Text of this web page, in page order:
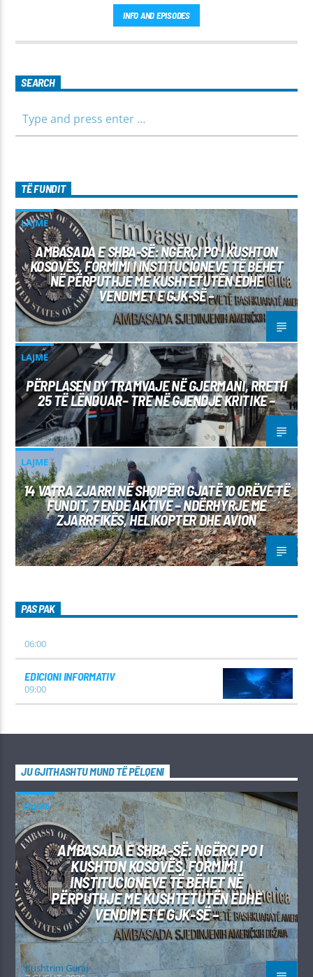
INFO AND EPISODES
SEARCH
TË FUNDIT
LAJME
AMBASADA E SHBA-SË: NGËRÇI PO I KUSHTON
KOSOVËS, FORMIMI I INSTITUCIONEVE TË BËHET
NË PËRPUTHJE ME KUSHTETUTËN EDHE
VENDIMET E GJK-SË –
LAJME
PËRPLASEN DY TRAMVAJE NË GJERMANI, RRETH
25 TË LËNDUAR– TRE NË GJENDJE KRITIKE –
LAJME
14 VATRA ZJARRI NË SHQIPËRI GJATË 10 ORËVE TË
FUNDIT, 7 ENDE AKTIVE – NDËRHYRJE ME
ZJARRFIKËS, HELIKOPTER DHE AVION
PAS PAK
06:00
EDICIONI INFORMATIV
09:00
JU GJITHASHTU MUND TË PËLQENI
LAJME
AMBASADA E SHBA-SË: NGËRÇI PO I
KUSHTON KOSOVËS, FORMIMI I
INSTITUCIONEVE TË BËHET NË
PËRPUTHJE ME KUSHTETUTËN EDHE
VENDIMET E GJK-SË –
Kushtrim Guraj